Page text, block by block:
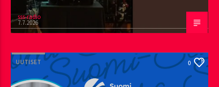
sss-radio
7.7.2026
UUTISET 0